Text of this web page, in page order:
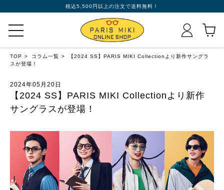
税込5,500円以上の注文で送料無料！
TOP コラム一覧
【2024 SS】PARIS MIKI Collectionより新作サングラ
スが登場！
2024年05月20日
【2024 SS】PARIS MIKI Collectionより新作
サングラスが登場！